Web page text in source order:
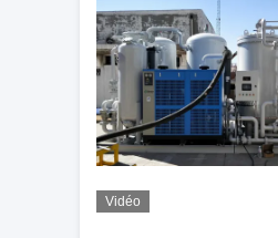
Vidéo